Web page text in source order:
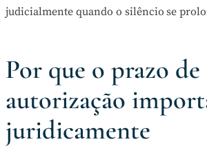
judicialmente quando o silêncio se
Por que o prazo de
autorização
juridicamente